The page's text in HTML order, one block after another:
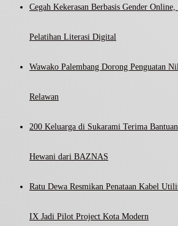
Cegah Kekerasan Berbasis Gender
Pelatihan Literasi Digital
Wawako Palembang Dorong Penguatan
Relawan
200 Keluarga di Sukarami Terima
Hewani dari BAZNAS
Ratu Dewa Resmikan Penataan Kabel
IX Jadi Pilot Project Kota Modern